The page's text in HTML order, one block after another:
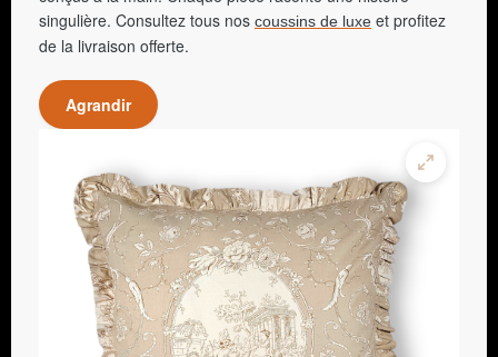
singulière. Consultez tous nos coussins de luxe et profitez
de la livraison offerte.
Agrandir